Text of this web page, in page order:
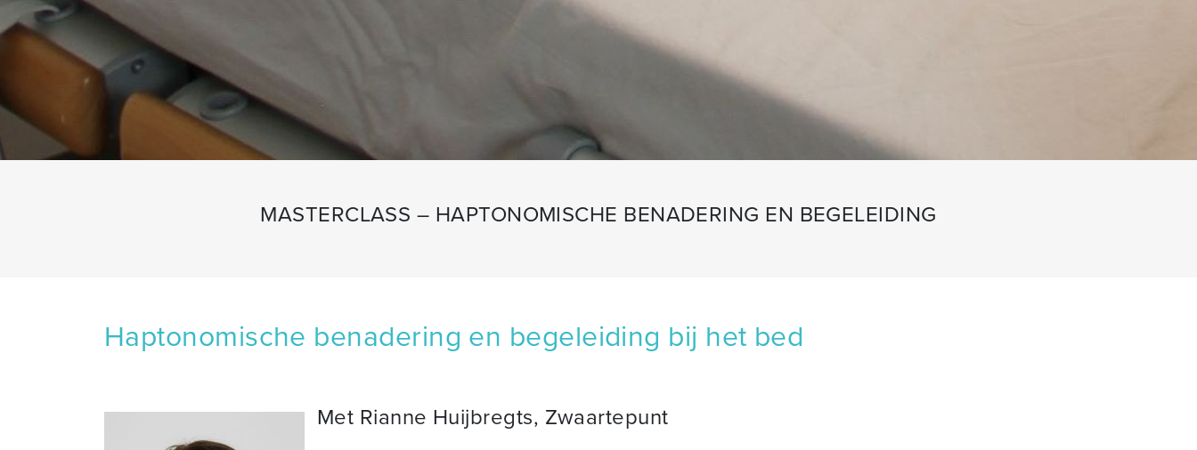
MASTERCLASS – HAPTONOMISCHE BENADERING EN BEGELEIDING
Haptonomische benadering en begeleiding bij het bed
Met Rianne Huijbregts, Zwaartepunt